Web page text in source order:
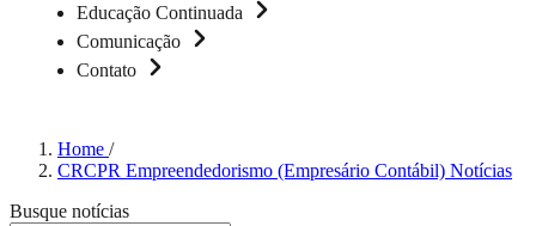
Educação Continuada
Comunicação
Contato
Home /
CRCPR Empreendedorismo (Empresário Contábil) Notícias
Busque notícias